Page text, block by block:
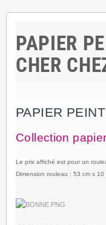
PAPIER
CHER
PAPIER
Collection
Le prix affiché est pour un
Dimension rouleau : 53 cm x 10